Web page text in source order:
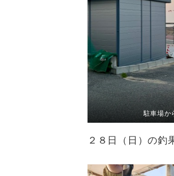
駐車場か
２８日（日）の釣